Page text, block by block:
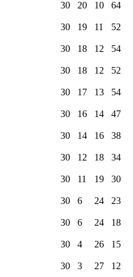
30 20 10 64
30 19 11 52
30 18 12 54
30 18 12 52
30 17 13 54
30 16 14 47
30 14 16 38
30 12 18 34
30 11 19 30
30 6 24 23
30 6 24 18
30 4 26 15
30 3 27 12